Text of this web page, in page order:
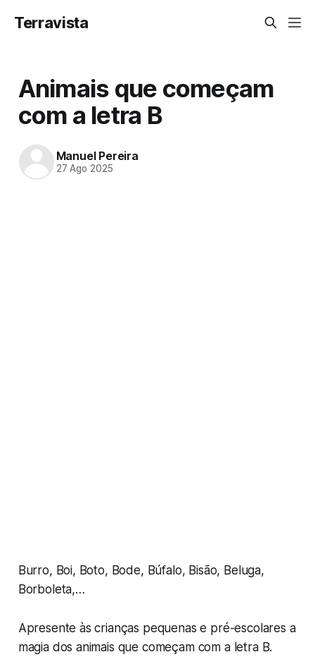
Terravista
Animais que começam
com a letra B
Manuel Pereira
27 Ago 2025
Burro, Boi, Boto, Bode, Búfalo, Bisão, Beluga,
Borboleta,…
Apresente às crianças pequenas e pré-escolares a
magia dos animais que começam com a letra B.